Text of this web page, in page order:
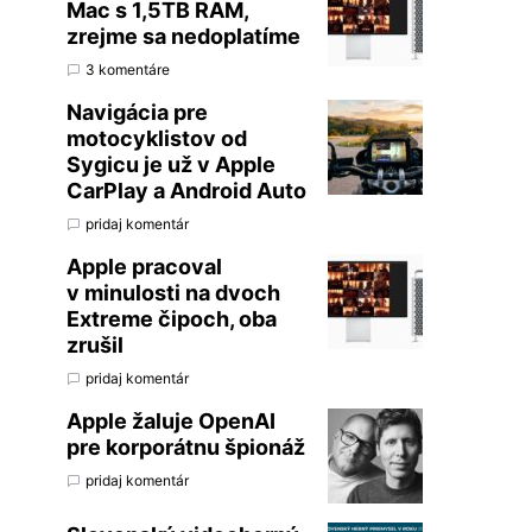
Mac s 1,5TB RAM,
zrejme sa nedoplatíme
3 komentáre
Navigácia pre
motocyklistov od
Sygicu je už v Apple
CarPlay a Android Auto
pridaj komentár
Apple pracoval
v minulosti na dvoch
Extreme čipoch, oba
zrušil
pridaj komentár
Apple žaluje OpenAI
pre korporátnu špionáž
pridaj komentár